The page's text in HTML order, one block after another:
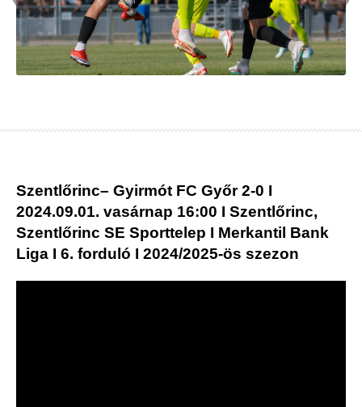
Szentlőrinc– Gyirmót FC Győr 2-0 I
2024.09.01. vasárnap 16:00 I Szentlőrinc,
Szentlőrinc SE Sporttelep I Merkantil Bank
Liga I 6. forduló I 2024/2025-ös szezon